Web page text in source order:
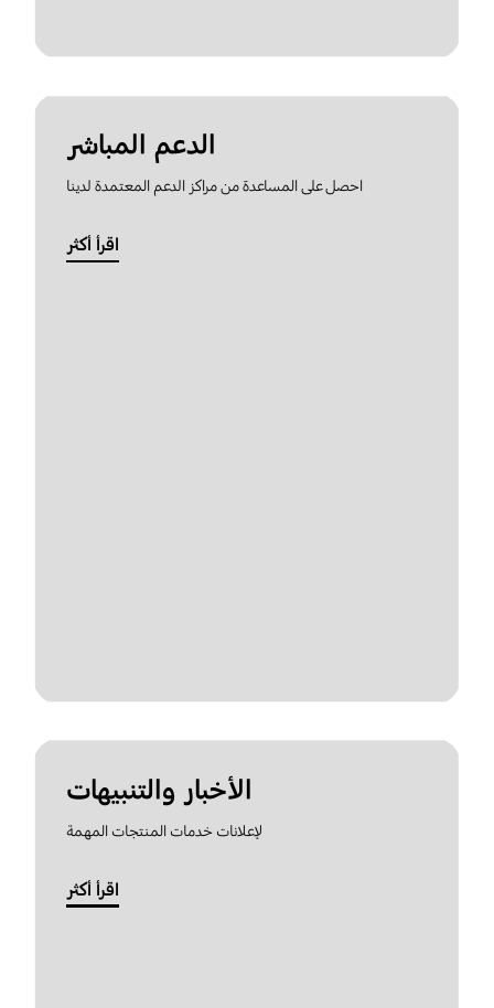
الدعم المباشر
احصل على المساعدة من مراكز الدعم المعتمدة لدينا
اقرأ أكثر
الأخبار والتنبيهات
لإعلانات خدمات المنتجات المهمة
اقرأ أكثر